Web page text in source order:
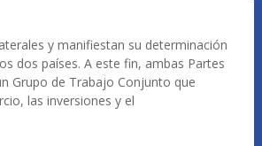
y manifiestan su determinación
dos países. A este fin, ambas Partes
Grupo de Trabajo Conjunto que
las inversiones y el